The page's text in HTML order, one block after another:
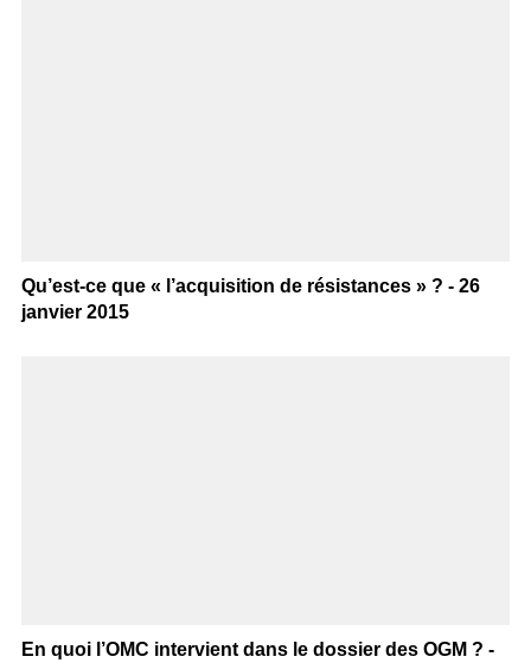
Qu’est-ce que « l’acquisition de résistances » ? - 26
janvier 2015
En quoi l’OMC intervient dans le dossier des OGM ? -